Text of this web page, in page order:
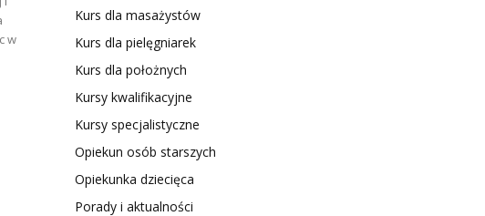
w
Kurs dla masażystów
Kurs dla pielęgniarek
Kurs dla położnych
Kursy kwalifikacyjne
Kursy specjalistyczne
Opiekun osób starszych
Opiekunka dziecięca
Porady i aktualności